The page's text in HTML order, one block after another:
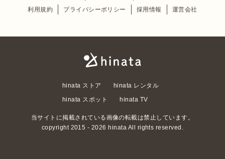
利用規約
プライバシーポリシー 採用情報 運営会社
hinata ストア
hinata レンタル
hinata スポット
hinata TV
当サイトに掲載されている画像の転載は禁止しています。
copyright 2015 - 2026 hinata All rights reserved.